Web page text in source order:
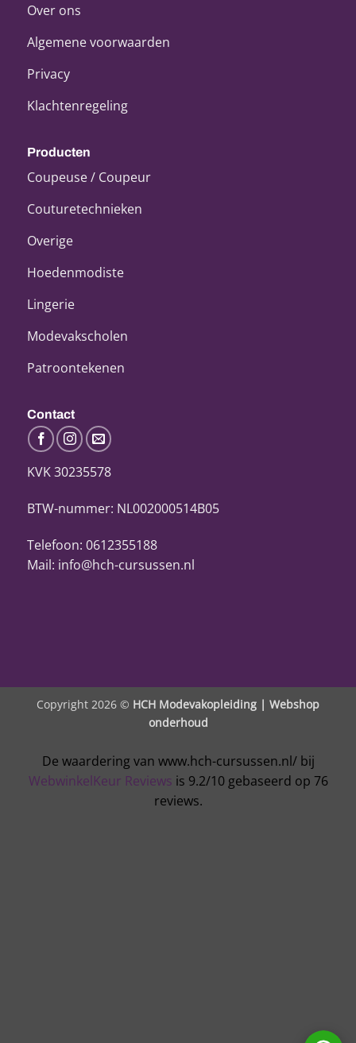
Over ons
Algemene voorwaarden
Privacy
Klachtenregeling
Producten
Coupeuse / Coupeur
Couturetechnieken
Overige
Hoedenmodiste
Lingerie
Modevakscholen
Patroontekenen
Contact
KVK 30235578
BTW-nummer: NL002000514B05
Telefoon: 0612355188
Mail: info@hch-cursussen.nl
Copyright 2026 © HCH Modevakopleiding | Webshop
onderhoud
De waardering van www.hch-cursussen.nl/ bij
WebwinkelKeur Reviews is 9.2/10 gebaseerd op 76
reviews.